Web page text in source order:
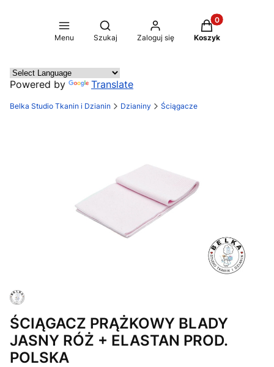
Menu
Otwórz wyszukiwarkę
Szukaj Zaloguj się
Produkty w
Koszyk
Powered by Translate
Belka Studio Tkanin i Dzianin Dzianiny Ściągacze
ŚCIĄGACZ PRĄŻKOWY BLADY
JASNY RÓŻ + ELASTAN PROD.
POLSKA